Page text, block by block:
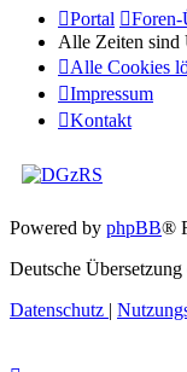
Portal
Foren-
Alle Zeiten sind
Alle Cookies
Impressum
Kontakt
Powered by phpBB®
Deutsche Übersetzung
Datenschutz |